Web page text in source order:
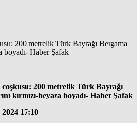
coşkusu: 200 metrelik Türk Bayrağı
kırmızı-beyaza boyadı- Haber Şafak
17:10